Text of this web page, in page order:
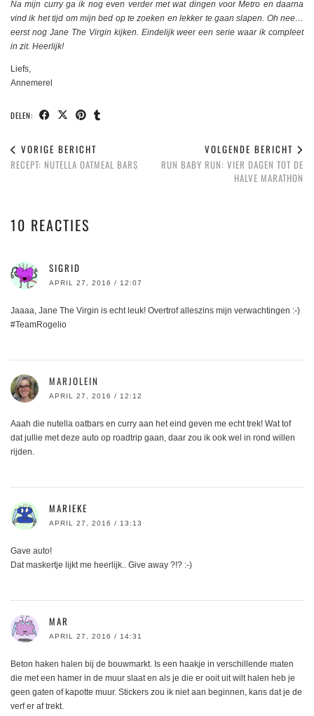
Na mijn curry ga ik nog even verder met wat dingen voor Metro en daarna
vind ik het tijd om mijn bed op te zoeken en lekker te gaan slapen. Oh nee…
eerst nog Jane The Virgin kijken. Eindelijk weer een serie waar ik compleet
in zit. Heerlijk!
Liefs,
Annemerel
DELEN:
VORIGE BERICHT
RECEPT: NUTELLA OATMEAL BARS
VOLGENDE BERICHT
RUN BABY RUN: VIER DAGEN TOT DE
HALVE MARATHON
10 REACTIES
SIGRID
APRIL 27, 2016 / 12:07
Jaaaa, Jane The Virgin is echt leuk! Overtrof alleszins mijn verwachtingen :-)
#TeamRogelio
MARJOLEIN
APRIL 27, 2016 / 12:12
Aaah die nutella oatbars en curry aan het eind geven me echt trek! Wat tof
dat jullie met deze auto op roadtrip gaan, daar zou ik ook wel in rond willen
rijden.
MARIEKE
APRIL 27, 2016 / 13:13
Gave auto!
Dat maskertje lijkt me heerlijk.. Give away ?!? :-)
MAR
APRIL 27, 2016 / 14:31
Beton haken halen bij de bouwmarkt. Is een haakje in verschillende maten
die met een hamer in de muur slaat en als je die er ooit uit wilt halen heb je
geen gaten of kapotte muur. Stickers zou ik niet aan beginnen, kans dat je de
verf er af trekt.